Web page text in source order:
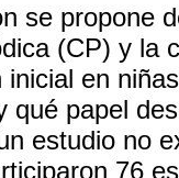
se propone
(CP) y la
inicial en
qué papel
estudio no
76